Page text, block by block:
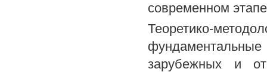
современном
Теоретико-
фундаментальные
зарубежных и